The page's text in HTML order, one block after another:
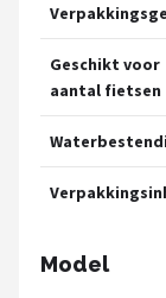
Geschikt voor
aantal fietsen
Model